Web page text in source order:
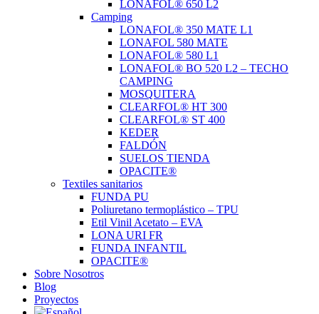
LONAFOL® 650 L2
Camping
LONAFOL® 350 MATE L1
LONAFOL 580 MATE
LONAFOL® 580 L1
LONAFOL® BO 520 L2 – TECHO
CAMPING
MOSQUITERA
CLEARFOL® HT 300
CLEARFOL® ST 400
KEDER
FALDÓN
SUELOS TIENDA
OPACITE®
Textiles sanitarios
FUNDA PU
Poliuretano termoplástico – TPU
Etil Vinil Acetato – EVA
LONA URI FR
FUNDA INFANTIL
OPACITE®
Sobre Nosotros
Blog
Proyectos